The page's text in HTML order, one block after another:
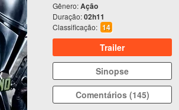
Gênero:Ação
Duração:02h11
Classificação: 14
Trailer
Sinopse
Comentários (145)